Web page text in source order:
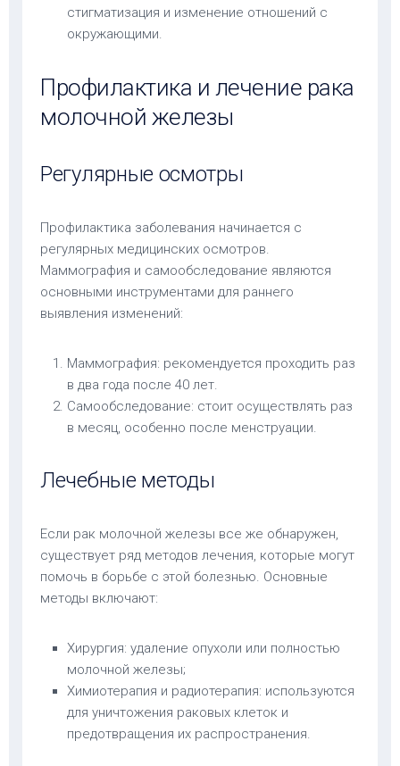
стигматизация и изменение отношений с
окружающими.
Профилактика и лечение рака
молочной железы
Регулярные осмотры
Профилактика заболевания начинается с
регулярных медицинских осмотров.
Маммография и самообследование являются
основными инструментами для раннего
выявления изменений:
Маммография: рекомендуется проходить раз
в два года после 40 лет.
Самообследование: стоит осуществлять раз
в месяц, особенно после менструации.
Лечебные методы
Если рак молочной железы все же обнаружен,
существует ряд методов лечения, которые могут
помочь в борьбе с этой болезнью. Основные
методы включают:
Хирургия: удаление опухоли или полностью
молочной железы;
Химиотерапия и радиотерапия: используются
для уничтожения раковых клеток и
предотвращения их распространения.